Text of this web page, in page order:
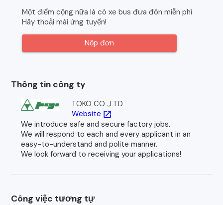
Một điểm cộng nữa là có xe bus đưa đón miễn phí
Hãy thoải mái ứng tuyển!
Nộp đơn
Thông tin công ty
TOKO CO .,LTD
Website open_in_new
We introduce safe and secure factory jobs.
We will respond to each and every applicant in an
easy-to-understand and polite manner.
We look forward to receiving your applications!
Công việc tương tự